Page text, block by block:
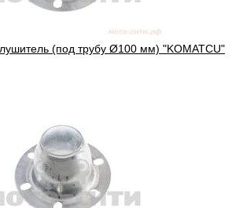
(под трубу Ø100 мм) "KOMATCU"